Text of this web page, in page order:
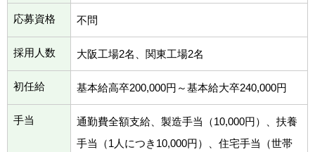
応募資格 不問
採用人数 大阪工場2名、関東工場2名
初任給 基本給高卒200,000円～基本給大卒240,000円
手当
通勤費全額支給、製造手当（10,000円）、扶養
手当（1人につき10,000円）、住宅手当（世帯